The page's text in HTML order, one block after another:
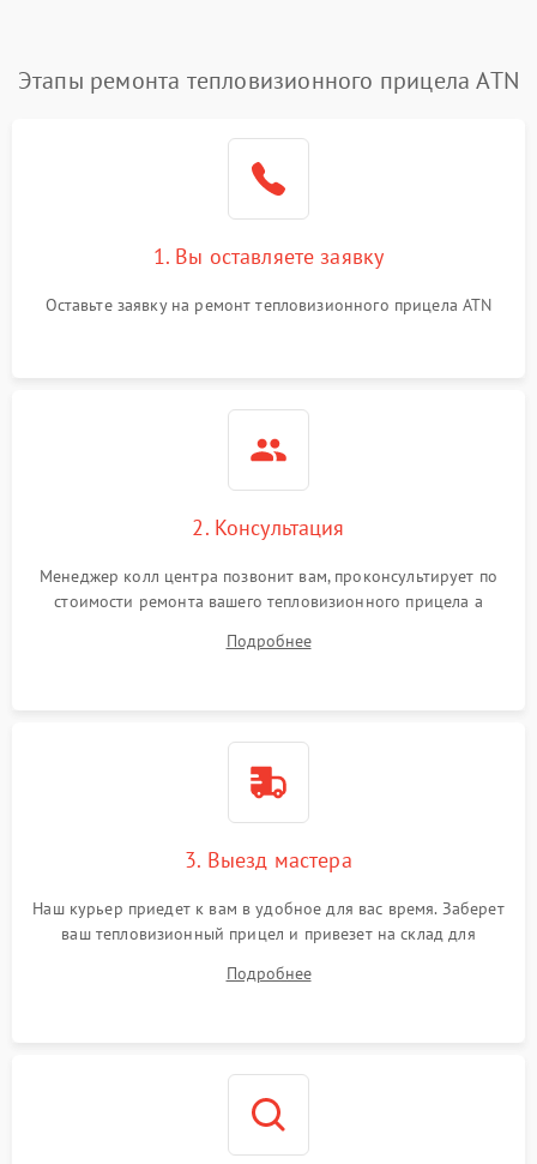
Этапы ремонта тепловизионного прицела ATN
1. Вы оставляете заявку
Оставьте заявку на ремонт тепловизионного прицела ATN
2. Консультация
Менеджер колл центра позвонит вам, проконсультирует по
стоимости ремонта вашего тепловизионного прицела а
Подробнее
3. Выезд мастера
Наш курьер приедет к вам в удобное для вас время. Заберет
ваш тепловизионный прицел и привезет на склад для
Подробнее